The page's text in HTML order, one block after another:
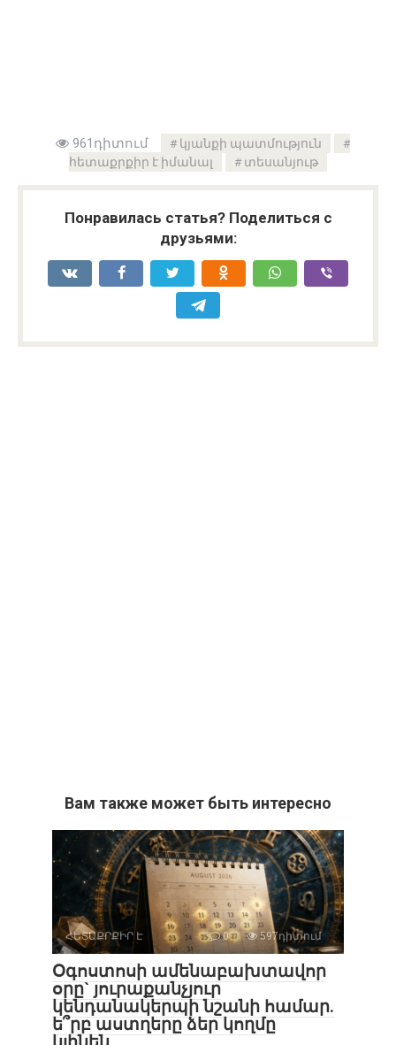
961դիտում
կյանքի պատմություն
հետաքրքիր է իմանալ
տեսանյութ
Понравилась статья? Поделиться с
друзьями:
Вам также может быть интересно
ՀԵՏԱՔՐՔԻՐ Է 0 597դիտում
Օգոստոսի ամենաբախտավոր
օրը` յուրաքանչյուր
կենդանակերպի նշանի համար.
ե՞րբ աստղերը ձեր կողմը